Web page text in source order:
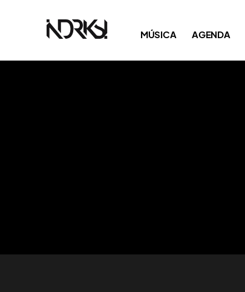
MÚSICA AGENDA